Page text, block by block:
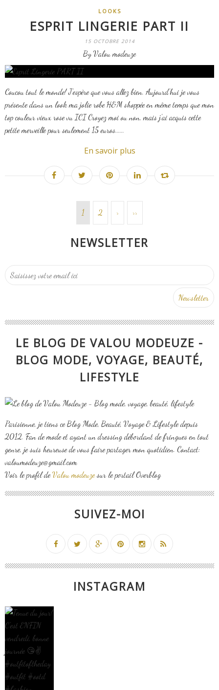
LOOKS
ESPRIT LINGERIE PART II
15 OCTOBRE 2014
By Valou modeuze
Coucou tout le monde! J'espère que vous allez bien. Aujourd'hui je vous
présente dans un look ma jolie robe H&M shoppée en même temps que mon
top couleur vieux rose vu ICI Croyez moi ou non, mais j'ai acquis cette
petite merveille pour seulement 15 euros......
En savoir plus
1 2 > >>
NEWSLETTER
LE BLOG DE VALOU MODEUZE -
BLOG MODE, VOYAGE, BEAUTÉ,
LIFESTYLE
Parisienne, je tiens ce Blog Mode, Beauté, Voyage & Lifestyle depuis
2012. Fan de mode et ayant un dressing débordant de fringues en tout
genre, je suis heureuse de vous faire partager mon quotidien. Contact:
valoumodeuze@gmail.com
Voir le profil deValou modeuzesur le portail Overblog
SUIVEZ-MOI
INSTAGRAM